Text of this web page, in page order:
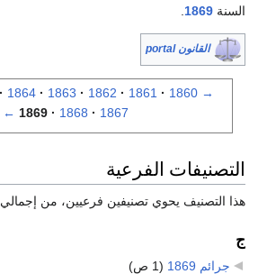
السنة 1869
القانون portal
→
1860
1861
1862
1863
1864
1867
1868
1869
←
التصنيفات الفرعية
هذا التصنيف يحوي تصنيفين فرعيين، من إجمالي 2.
ج
جرائم 1869 (1 ص)